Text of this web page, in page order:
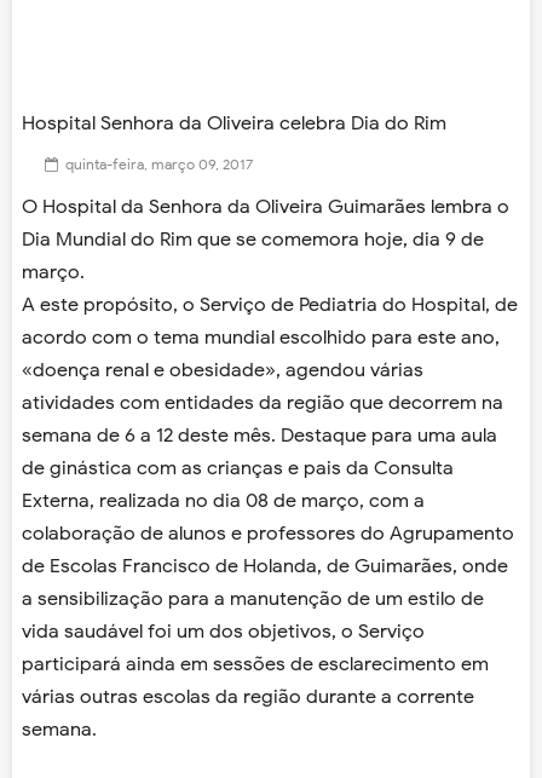
Hospital Senhora da Oliveira celebra Dia do Rim
quinta-feira, março 09, 2017
O Hospital da Senhora da Oliveira Guimarães lembra o
Dia Mundial do Rim que se comemora hoje, dia 9 de
março.
A este propósito, o Serviço de Pediatria do Hospital, de
acordo com o tema mundial escolhido para este ano,
«doença renal e obesidade», agendou várias
atividades com entidades da região que decorrem na
semana de 6 a 12 deste mês. Destaque para uma aula
de ginástica com as crianças e pais da Consulta
Externa, realizada no dia 08 de março, com a
colaboração de alunos e professores do Agrupamento
de Escolas Francisco de Holanda, de Guimarães, onde
a sensibilização para a manutenção de um estilo de
vida saudável foi um dos objetivos, o Serviço
participará ainda em sessões de esclarecimento em
várias outras escolas da região durante a corrente
semana.